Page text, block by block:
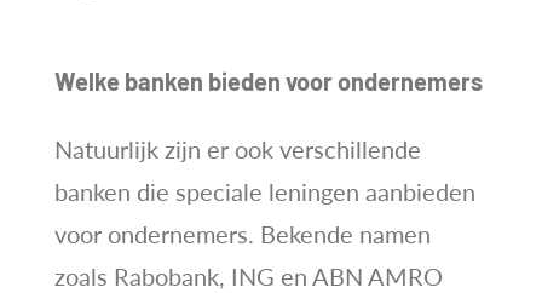
Welke banken bieden voor ondernemers
Natuurlijk zijn er ook verschillende
banken die speciale leningen aanbieden
voor ondernemers. Bekende namen
zoals Rabobank, ING en ABN AMRO